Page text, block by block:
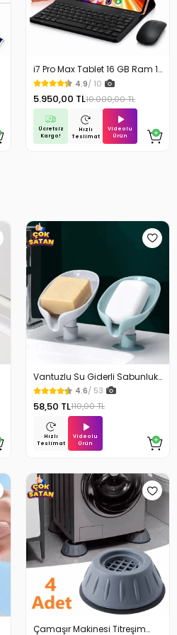
i7 Pro Max Tablet 16 GB Ram 1
TB Depolama Kablosuz
Klavye Mouse Kılıf Hediyeli 10.1
inc Tablet
4.9/ 10
5.950,00 TL10.000,00 TL
Ücretsiz
Kargo!
Hızlı
Teslimat
Videolu
Ürün
Vantuzlu Su Giderli Sabunluk
Kaymaz 4.6/ 53
58,50 TL110,00 TL
Hızlı
Teslimat
Videolu
Ürün
Çamaşır Makinesi Titreşim